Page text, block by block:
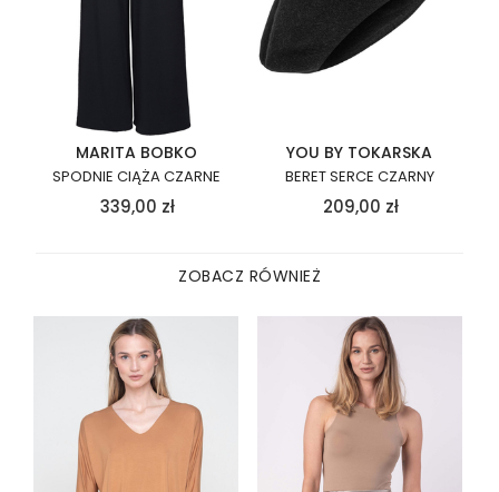
MARITA BOBKO
SPODNIE CIĄŻA CZARNE
339,00 zł
YOU BY TOKARSKA
BERET SERCE CZARNY
209,00 zł
ZOBACZ RÓWNIEŻ